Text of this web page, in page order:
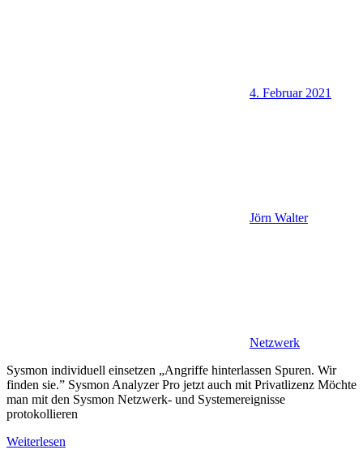
4. Februar 2021
Jörn Walter
Netzwerk
Sysmon individuell einsetzen „Angriffe hinterlassen Spuren. Wir
finden sie.” Sysmon Analyzer Pro jetzt auch mit Privatlizenz Möchte
man mit den Sysmon Netzwerk- und Systemereignisse
protokollieren
Weiterlesen